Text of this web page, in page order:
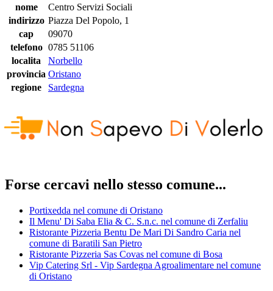
nome
Centro Servizi Sociali
indirizzo Piazza Del Popolo, 1
cap
09070
telefono 0785 51106
localita
Norbello
provincia Oristano
regione
Sardegna
Forse cercavi nello stesso comune...
Portixedda nel comune di Oristano
Il Menu' Di Saba Elia & C. S.n.c. nel comune di Zerfaliu
Ristorante Pizzeria Bentu De Mari Di Sandro Caria nel
comune di Baratili San Pietro
Ristorante Pizzeria Sas Covas nel comune di Bosa
Vip Catering Srl - Vip Sardegna Agroalimentare nel comune
di Oristano